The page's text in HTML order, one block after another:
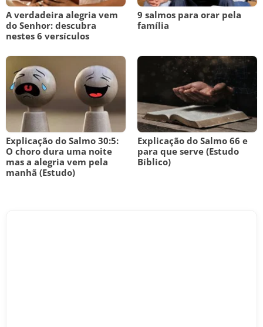
A verdadeira alegria vem
do Senhor: descubra
nestes 6 versículos
9 salmos para orar pela
família
Explicação do Salmo 30:5:
O choro dura uma noite
mas a alegria vem pela
manhã (Estudo)
Explicação do Salmo 66 e
para que serve (Estudo
Bíblico)